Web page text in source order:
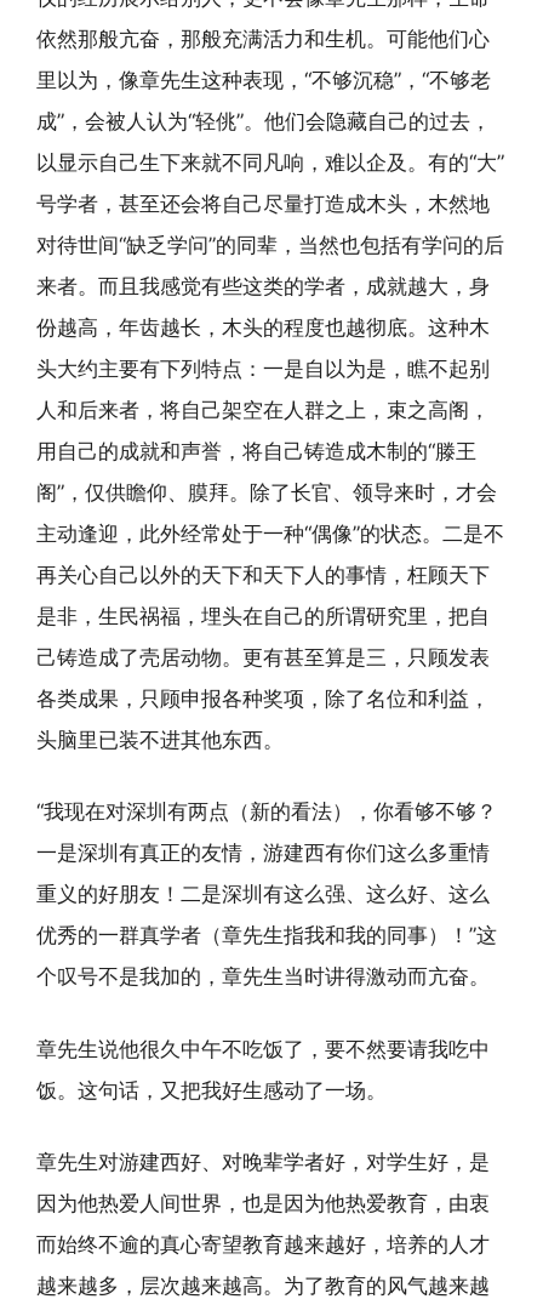
依然那般亢奋，那般充满活力和生机。可能他们心
里以为，像章先生这种表现，“不够沉稳”，“不够老
成”，会被人认为“轻佻”。他们会隐藏自己的过去，
以显示自己生下来就不同凡响，难以企及。有的“大”
号学者，甚至还会将自己尽量打造成木头，木然地
对待世间“缺乏学问”的同辈，当然也包括有学问的后
来者。而且我感觉有些这类的学者，成就越大，身
份越高，年齿越长，木头的程度也越彻底。这种木
头大约主要有下列特点：一是自以为是，瞧不起别
人和后来者，将自己架空在人群之上，束之高阁，
用自己的成就和声誉，将自己铸造成木制的“滕王
阁”，仅供瞻仰、膜拜。除了长官、领导来时，才会
主动逢迎，此外经常处于一种“偶像”的状态。二是不
再关心自己以外的天下和天下人的事情，枉顾天下
是非，生民祸福，埋头在自己的所谓研究里，把自
己铸造成了壳居动物。更有甚至算是三，只顾发表
各类成果，只顾申报各种奖项，除了名位和利益，
头脑里已装不进其他东西。
“我现在对深圳有两点（新的看法），你看够不够？
一是深圳有真正的友情，游建西有你们这么多重情
重义的好朋友！二是深圳有这么强、这么好、这么
优秀的一群真学者（章先生指我和我的同事）！”这
个叹号不是我加的，章先生当时讲得激动而亢奋。
章先生说他很久中午不吃饭了，要不然要请我吃中
饭。这句话，又把我好生感动了一场。
章先生对游建西好、对晚辈学者好，对学生好，是
因为他热爱人间世界，也是因为他热爱教育，由衷
而始终不逾的真心寄望教育越来越好，培养的人才
越来越多，层次越来越高。为了教育的风气越来越